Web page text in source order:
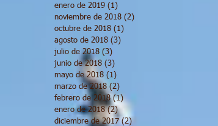
enero de 2019 (1)
noviembre de 2018 (2)
octubre de 2018 (1)
agosto de 2018 (3)
julio de 2018 (3)
junio de 2018 (3)
mayo de 2018 (1)
marzo de 2018 (2)
febrero de 2018 (1)1 entrada
enero de 2018 (2)2 entradas
diciembre de 2017 (2)